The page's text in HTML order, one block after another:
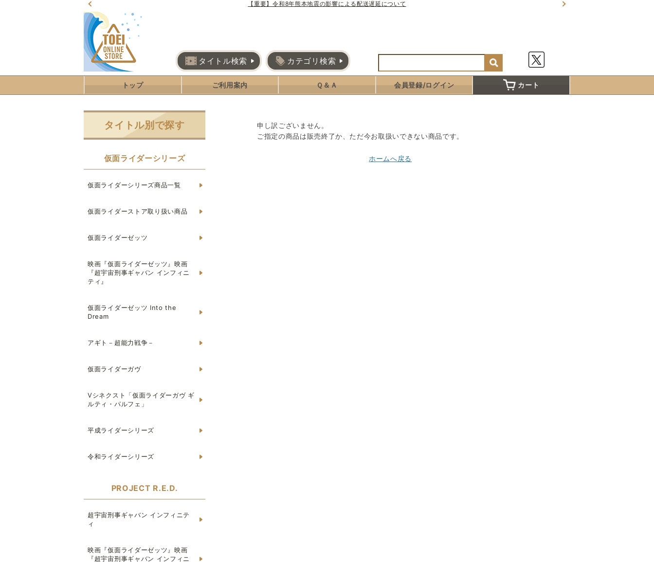
【重要】令和8年熊本地震の影響による配送遅延について
タイトル検索 カテゴリ検索
トップ ご利用案内 Ｑ＆Ａ 会員登録/ログイン カート
申し訳ございません。
ご指定の商品は販売終了か、ただ今お取扱いできない商品です。
ホームへ戻る
タイトル別で探す
仮面ライダーシリーズ
仮面ライダーシリーズ商品一覧
仮面ライダーストア取り扱い商品
仮面ライダーゼッツ
映画『仮面ライダーゼッツ』映画
『超宇宙刑事ギャバン インフィニ
ティ』
仮面ライダーゼッツ Into the
Dream
アギト－超能力戦争－
仮面ライダーガヴ
Vシネクスト「仮面ライダーガヴ ギ
ルティ・パルフェ」
平成ライダーシリーズ
令和ライダーシリーズ
PROJECT R.E.D.
超宇宙刑事ギャバン インフィニテ
ィ
映画『仮面ライダーゼッツ』映画
『超宇宙刑事ギャバン インフィニ